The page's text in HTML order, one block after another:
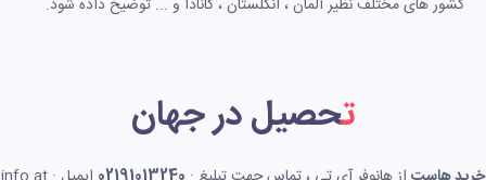
تحصیل در جهان